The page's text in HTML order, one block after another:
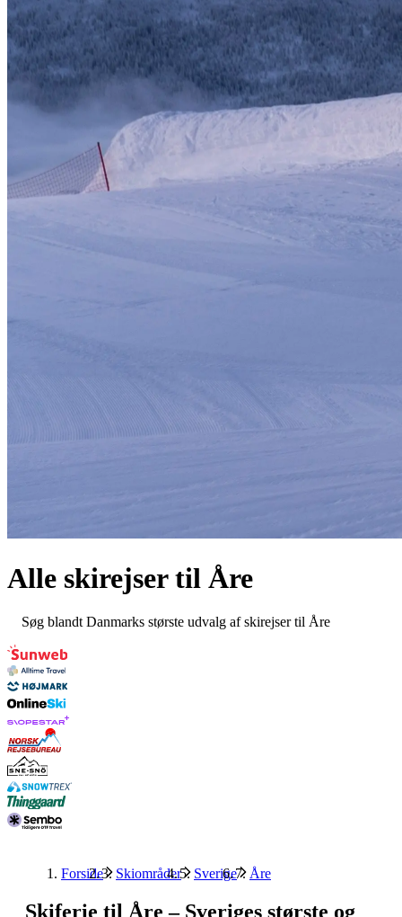
Alle skirejser til Åre
Søg blandt Danmarks største udvalg af skirejser til Åre
Forside Skiområder Sverige Åre
Skiferie til Åre – Sveriges største og